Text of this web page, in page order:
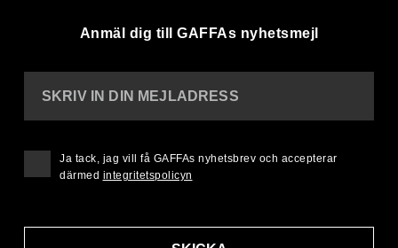
Anmäl dig till GAFFAs nyhetsmejl
SKRIV IN DIN MEJLADRESS
Ja tack, jag vill få GAFFAs nyhetsbrev och accepterar
därmed integritetspolicyn